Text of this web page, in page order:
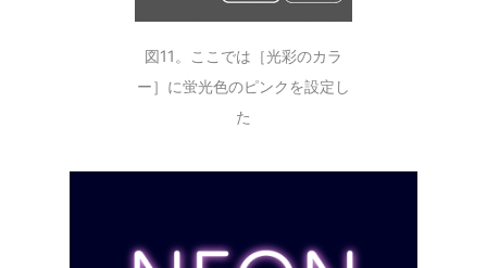
図11。ここでは［光彩のカラ
ー］に蛍光色のピンクを設定し
た